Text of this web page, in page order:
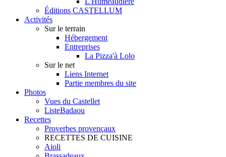
Éditions CASTELLUM
Activités
Sur le terrain
Hébergement
Entreprises
La Pizza'à Lolo
Sur le net
Liens Internet
Partie membres du site
Photos
Vues du Castellet
ListeBadaou
Recettes
Proverbes provençaux
RECETTES DE CUISINE
Aioli